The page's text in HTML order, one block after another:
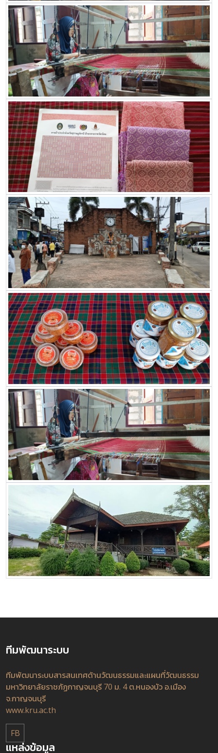
ทีมพัฒนาระบบ
ทีมพัฒนาระบบสารสนเทศด้านวัฒนธรรมและแผนที่วัฒนธรรม
มหาวิทยาลัยราชภัฏกาญจนบุรี 70 ม. 4 ต.หนองบัว อ.เมือง
จ.กาญจนบุรี
www.kru.ac.th
FB
แหล่งข้อมูล